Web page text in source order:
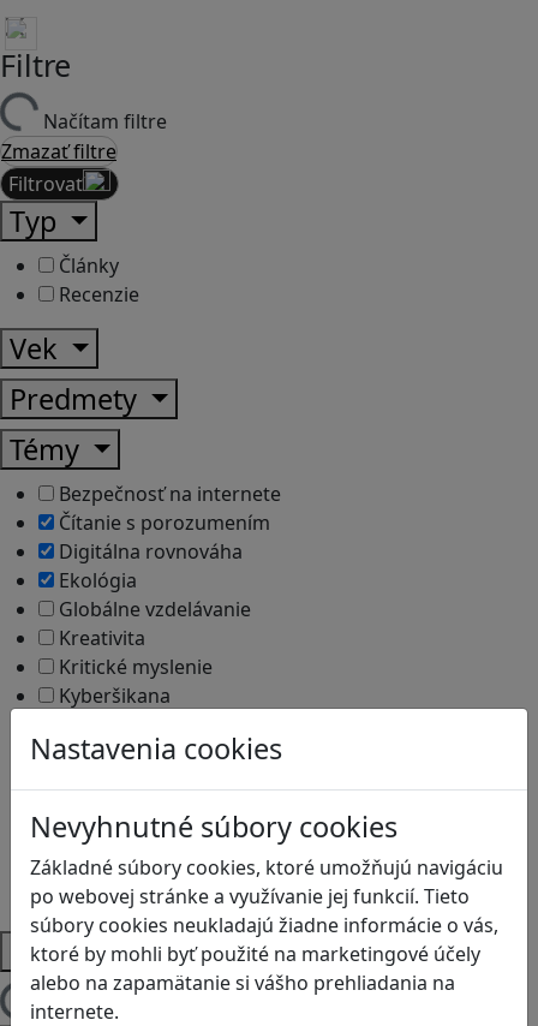
Nastavenia cookies
Nevyhnutné súbory cookies
Základné súbory cookies, ktoré umožňujú navigáciu
po webovej stránke a využívanie jej funkcií. Tieto
súbory cookies neukladajú žiadne informácie o vás,
ktoré by mohli byť použité na marketingové účely
alebo na zapamätanie si vášho prehliadania na
internete.
Filtre
Načítam filtre
Zmazať filtre
Filtrovať
Typ
Články
Recenzie
Vek
Predmety
Témy
Bezpečnosť na internete
Čítanie s porozumením
Digitálna rovnováha
Ekológia
Globálne vzdelávanie
Kreativita
Kritické myslenie
Kyberšikana
Ľudské práva a tolerancia
Programovanie/Technika
Sociálne zručnosti a kooperácia
Strategické myslenie
Zdravie a pohyb
Platformy
Načítam blogy